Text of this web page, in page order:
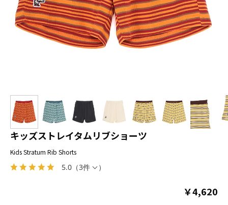
5.0 （3件 ）
キッズストレイタムリブショーツ
Kids Stratum Rib Shorts
￥4,620